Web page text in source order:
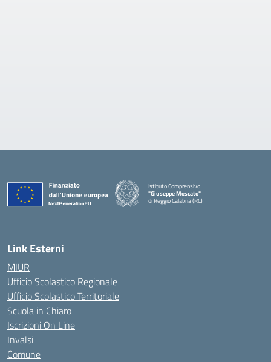
Istituto Comprensivo
"Giuseppe Moscato"
di Reggio Calabria (RC)
— Visita la pagina iniziale della scuola
Link Esterni
MIUR
Ufficio Scolastico Regionale
Ufficio Scolastico Territoriale
Scuola in Chiaro
Iscrizioni On Line
Invalsi
Comune